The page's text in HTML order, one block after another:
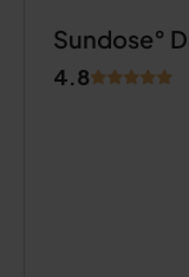
Sundose°
4.8